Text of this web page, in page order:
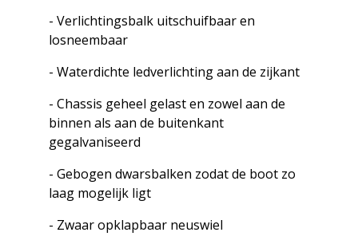
- Verlichtingsbalk uitschuifbaar en
losneembaar
- Waterdichte ledverlichting aan de zijkant
- Chassis geheel gelast en zowel aan de
binnen als aan de buitenkant
gegalvaniseerd
- Gebogen dwarsbalken zodat de boot zo
laag mogelijk ligt
- Zwaar opklapbaar neuswiel